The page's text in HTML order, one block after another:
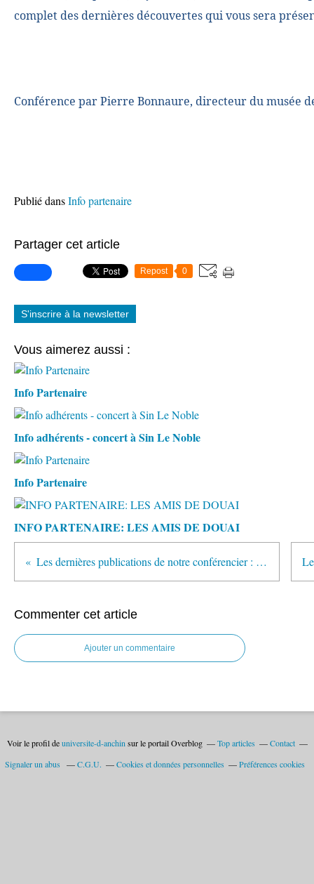
complet des dernières découvertes qui vous sera
Conférence par Pierre Bonnaure, directeur du musée
Publié dansInfo partenaire
Partager cet article
Repost 0
S'inscrire à la newsletter
Vous aimerez aussi :
Info Partenaire
Info adhérents - concert à Sin Le Noble
Info Partenaire
INFO PARTENAIRE: LES AMIS DE DOUAI
Les dernières publications de notre conférencier : Didier Boudet
Commenter cet article
Ajouter un commentaire
Voir le profil deuniversite-d-anchin sur le portail Overblog Top articles
Contact
Signaler un abus
C.G.U. Cookies et données personnelles Préférences cookies